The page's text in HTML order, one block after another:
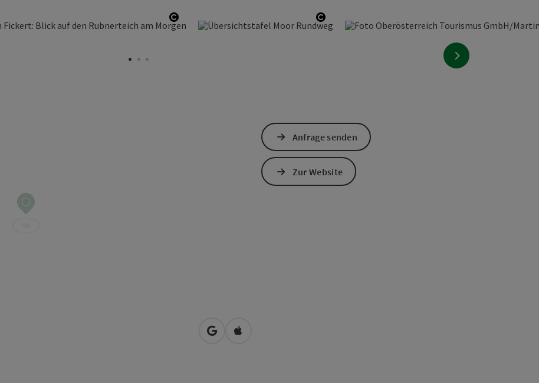
Copyright öffnen Copyright öffnen
nächstes Element
in Google Maps öffnen
in Apple Maps öffnen
Anfrage senden
Zur Website